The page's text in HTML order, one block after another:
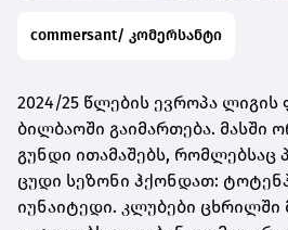
commersant/ კომერსანტი
2024/25 წლების ევროპა
ბილბაოში გაიმართება. მასში
გუნდი ითამაშებს, რომლებსაც
ცუდი სეზონი ჰქონდათ:
იუნაიტედი. კლუბები ცხრილში